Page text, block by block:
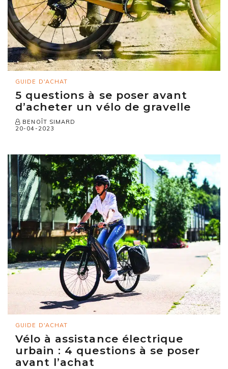
GUIDE D'ACHAT
5 questions à se poser avant
d’acheter un vélo de gravelle
BENOÎT SIMARD
20-04-2023
GUIDE D'ACHAT
Vélo à assistance électrique
urbain : 4 questions à se poser
avant l’achat